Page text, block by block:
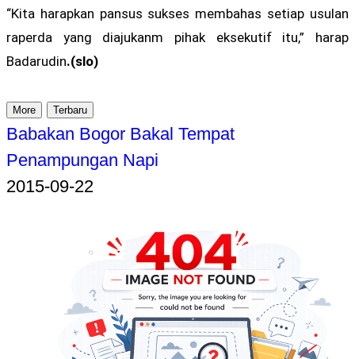
“Kita harapkan pansus sukses membahas setiap usulan
raperda yang diajukanm pihak eksekutif itu,” harap
Badarudin.(slo)
More Terbaru
Babakan Bogor Bakal Tempat
Penampungan Napi
2015-09-22